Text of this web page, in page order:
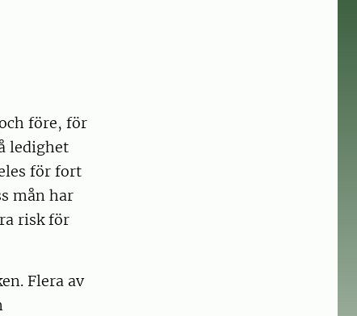
före, för
ledighet
för fort
mån har
risk för
Flera av